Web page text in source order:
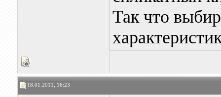
Так что
18.01.2011, 16:23